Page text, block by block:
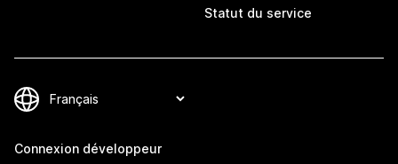
Statut du service
Connexion développeur